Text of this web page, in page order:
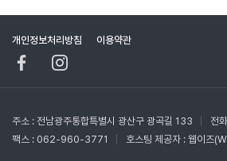
개인정보처리방침 이용약관
주소 : 전남광주통합특별시 광산구 광곡길 133
전
팩스 : 062-960-3771
호스팅 제공자 :웹이즈